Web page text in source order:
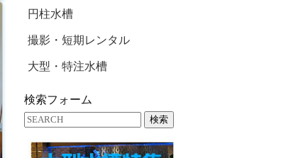
円柱水槽
撮影・短期レンタル
大型・特注水槽
検索フォーム
検索